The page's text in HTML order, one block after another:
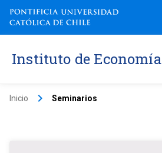
Instituto de Economía
Inicio keyboard_arrow_right Seminarios